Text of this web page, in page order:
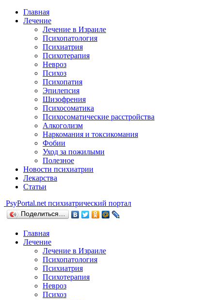
Главная
Лечение
Лечение в Израиле
Психопатология
Психиатрия
Психотерапия
Невроз
Психоз
Психопатия
Эпилепсия
Шизофрения
Психосоматика
Психосоматические расстройства
Алкоголизм
Наркомания и токсикомания
Фобии
Уход за пожилыми
Полезное
Новости психиатрии
Лекарства
Статьи
PsyPortal.net психиатрический портал
Поделиться…
Главная
Лечение
Лечение в Израиле
Психопатология
Психиатрия
Психотерапия
Невроз
Психоз